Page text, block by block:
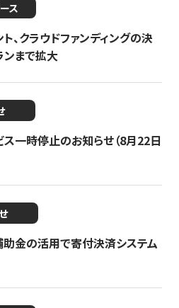
ス
、クラウドファンディングの決
まで拡大
一時停止のお知らせ（8月22日
助金の活用で寄付決済システム